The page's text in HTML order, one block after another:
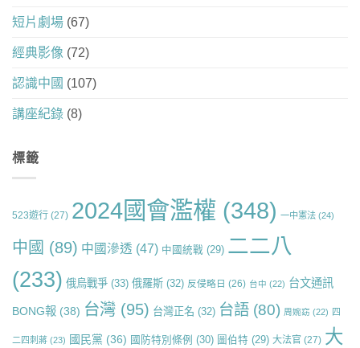
短片劇場 (67)
經典影像 (72)
認識中國 (107)
講座紀錄 (8)
標籤
523遊行 (27) 2024國會濫權 (348) 一中憲法 (24)
中國 (89) 中國滲透 (47) 中國統戰 (29) 二二八
(233) 俄烏戰爭 (33) 俄羅斯 (32) 反侵略日 (26) 台中 (22) 台文通訊
BONG報 (38) 台灣 (95) 台灣正名 (32) 台語 (80) 周婉窈 (22) 四
二四刺蔣 (23) 國民黨 (36) 國防特別條例 (30) 圖伯特 (29) 大法官 (27) 大